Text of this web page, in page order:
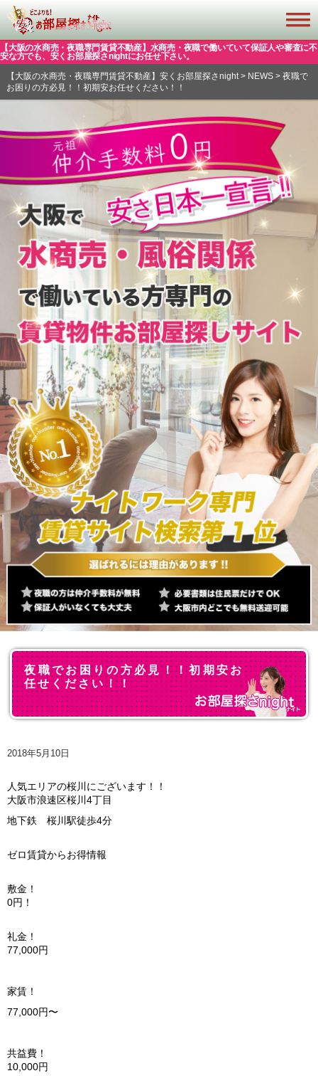
【大阪の水商売・夜職専門賃貸不動産】水商売・夜職で働いていて保証人や審査に不
安な方でも、安くお部屋探さnightにお任せ下さい。
【大阪の水商売・夜職専門賃貸不動産】安くお部屋探さnight> NEWS> 夜職で
お困りの方必見！！初期安お任せください！！
夜職でお困りの方必見！！初期安お
任せください！！
2018年5月10日
人気エリアの桜川にございます！！
大阪市浪速区桜川4丁目
地下鉄 桜川駅徒歩4分
ゼロ賃貸からお得情報
敷金！
0円！
礼金！
77,000円
家賃！
77,000円〜
共益費！
10,000円